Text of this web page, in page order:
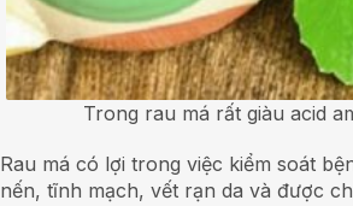
Trong rau má rất giàu acid
Rau má có lợi trong việc kiểm soát
nến, tĩnh mạch, vết rạn da và được